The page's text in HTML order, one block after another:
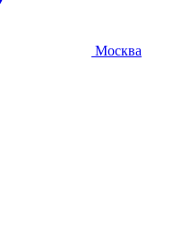
Москва